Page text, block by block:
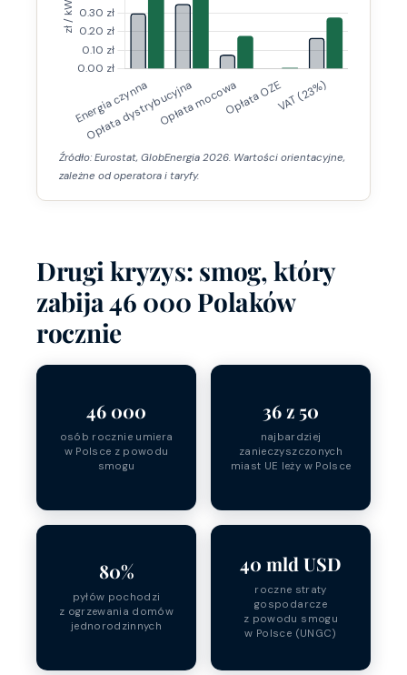
Źródło: Eurostat, GlobEnergia 2026. Wartości orientacyjne,
zależne od operatora i taryfy.
Drugi kryzys: smog, który
zabija 46 000 Polaków
rocznie
46 000
osób rocznie umiera
w Polsce z powodu
smogu
36 z 50
najbardziej
zanieczyszczonych
miast UE leży w Polsce
80%
pyłów pochodzi
z ogrzewania domów
jednorodzinnych
40 mld USD
roczne straty
gospodarcze
z powodu smogu
w Polsce (UNGC)